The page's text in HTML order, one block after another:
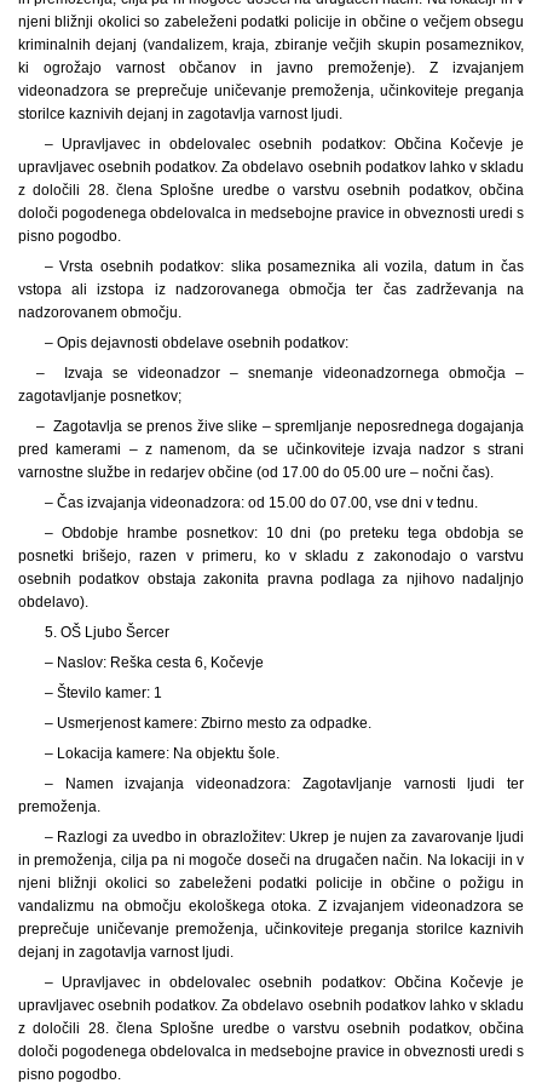
njeni bližnji okolici so zabeleženi podatki policije in občine o večjem obsegu
kriminalnih dejanj (vandalizem, kraja, zbiranje večjih skupin posameznikov,
ki ogrožajo varnost občanov in javno premoženje). Z izvajanjem
videonadzora se preprečuje uničevanje premoženja, učinkoviteje preganja
storilce kaznivih dejanj in zagotavlja varnost ljudi.
– Upravljavec in obdelovalec osebnih podatkov: Občina Kočevje je
upravljavec osebnih podatkov. Za obdelavo osebnih podatkov lahko v skladu
z določili 28. člena Splošne uredbe o varstvu osebnih podatkov, občina
določi pogodenega obdelovalca in medsebojne pravice in obveznosti uredi s
pisno pogodbo.
– Vrsta osebnih podatkov: slika posameznika ali vozila, datum in čas
vstopa ali izstopa iz nadzorovanega območja ter čas zadrževanja na
nadzorovanem območju.
– Opis dejavnosti obdelave osebnih podatkov:
– Izvaja se videonadzor – snemanje videonadzornega območja –
zagotavljanje posnetkov;
– Zagotavlja se prenos žive slike – spremljanje neposrednega dogajanja
pred kamerami – z namenom, da se učinkoviteje izvaja nadzor s strani
varnostne službe in redarjev občine (od 17.00 do 05.00 ure – nočni čas).
– Čas izvajanja videonadzora: od 15.00 do 07.00, vse dni v tednu.
– Obdobje hrambe posnetkov: 10 dni (po preteku tega obdobja se
posnetki brišejo, razen v primeru, ko v skladu z zakonodajo o varstvu
osebnih podatkov obstaja zakonita pravna podlaga za njihovo nadaljnjo
obdelavo).
5. OŠ Ljubo Šercer
– Naslov: Reška cesta 6, Kočevje
– Število kamer: 1
– Usmerjenost kamere: Zbirno mesto za odpadke.
– Lokacija kamere: Na objektu šole.
– Namen izvajanja videonadzora: Zagotavljanje varnosti ljudi ter
premoženja.
– Razlogi za uvedbo in obrazložitev: Ukrep je nujen za zavarovanje ljudi
in premoženja, cilja pa ni mogoče doseči na drugačen način. Na lokaciji in v
njeni bližnji okolici so zabeleženi podatki policije in občine o požigu in
vandalizmu na območju ekološkega otoka. Z izvajanjem videonadzora se
preprečuje uničevanje premoženja, učinkoviteje preganja storilce kaznivih
dejanj in zagotavlja varnost ljudi.
– Upravljavec in obdelovalec osebnih podatkov: Občina Kočevje je
upravljavec osebnih podatkov. Za obdelavo osebnih podatkov lahko v skladu
z določili 28. člena Splošne uredbe o varstvu osebnih podatkov, občina
določi pogodenega obdelovalca in medsebojne pravice in obveznosti uredi s
pisno pogodbo.